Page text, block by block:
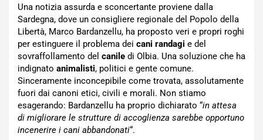
Una notizia assurda e sconcertante proviene dalla
Sardegna, dove un consigliere regionale del Popolo della
Libertà, Marco Bardanzellu, ha proposto veri e propri roghi
per estinguere il problema dei cani randagi e del
sovraffollamento del canile di Olbia. Una soluzione che ha
indignato animalisti, politici e gente comune.
Sinceramente inconcepibile come trovata, assolutamente
fuori dai canoni etici, civili e morali. Non stiamo
esagerando: Bardanzellu ha proprio dichiarato “in attesa
di migliorare le strutture di accoglienza sarebbe opportuno
incenerire i cani abbandonati“.